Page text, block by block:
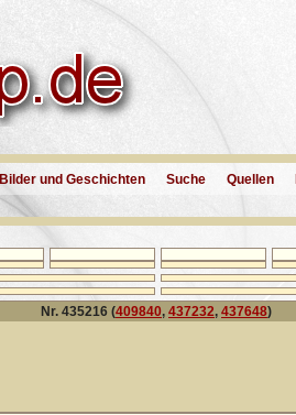
Bilder und Geschichten Suche Quellen
Nr. 435216 (409840, 437232, 437648)